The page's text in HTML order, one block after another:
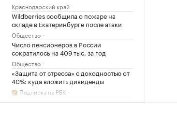
Краснодарский край
Wildberries сообщила о пожаре на
складе в Екатеринбурге после атаки
Общество
Число пенсионеров в России
сократилось на 409 тыс. за год
Общество
«Защита от стресса» с доходностью от
40%: куда вложить дивиденды
Подписка на РБК
Число патентов для иностранцев на